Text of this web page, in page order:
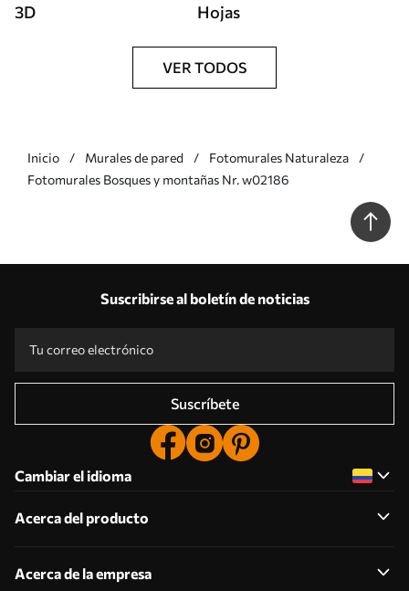
3D Hojas
VER TODOS
Inicio Murales de pared
Fotomurales Naturaleza
Fotomurales Bosques y montañas Nr. w02186
Suscribirse al boletín de noticias
Suscríbete
Cambiar el idioma
Acerca del producto
Acerca de la empresa